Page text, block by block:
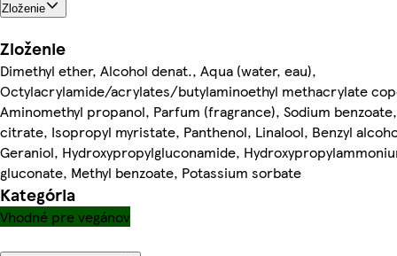
Zloženie
Zloženie
Dimethyl ether, Alcohol denat., Aqua (water, eau),
Octylacrylamide/acrylates/butylaminoethyl methacrylate
Aminomethyl propanol, Parfum (fragrance), Sodium
citrate, Isopropyl myristate, Panthenol, Linalool, Benzyl
Geraniol, Hydroxypropylgluconamide,
gluconate, Methyl benzoate, Potassium sorbate
Kategória
Vhodné pre vegánov